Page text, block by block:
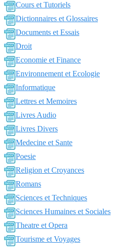
Cours et Tutoriels
Dictionnaires et Glossaires
Documents et Essais
Droit
Economie et Finance
Environnement et Ecologie
Informatique
Lettres et Memoires
Livres Audio
Livres Divers
Medecine et Sante
Poesie
Religion et Croyances
Romans
Sciences et Techniques
Sciences Humaines et Sociales
Theatre et Opera
Tourisme et Voyages